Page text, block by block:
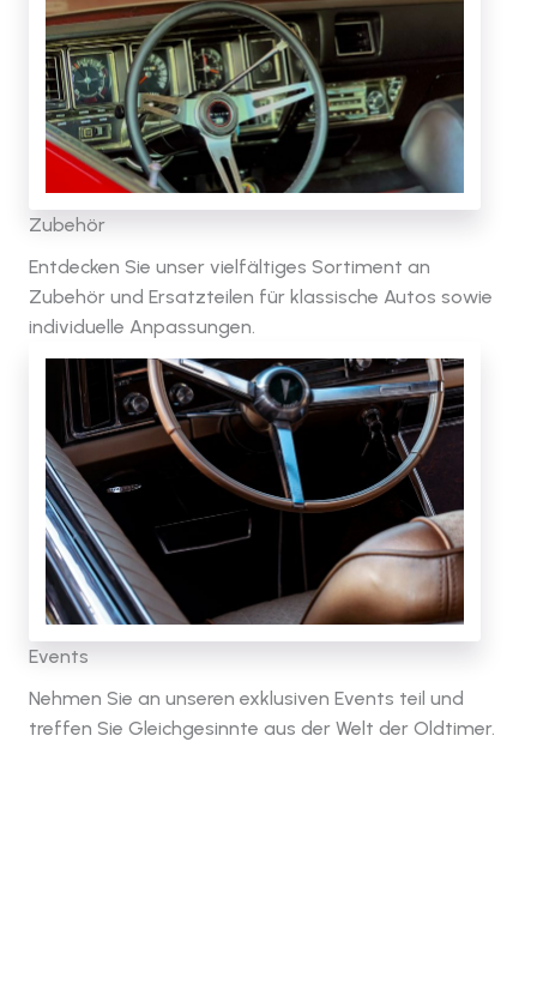
Zubehör
Entdecken Sie unser vielfältiges Sortiment an
Zubehör und Ersatzteilen für klassische Autos sowie
individuelle Anpassungen.
Events
Nehmen Sie an unseren exklusiven Events teil und
treffen Sie Gleichgesinnte aus der Welt der Oldtimer.